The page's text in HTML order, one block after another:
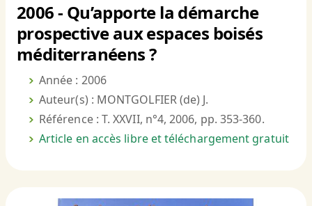
2006 - Qu’apporte la démarche
prospective aux espaces boisés
méditerranéens ?
Année : 2006
Auteur(s) : MONTGOLFIER (de) J.
Référence : T. XXVII, n°4, 2006, pp. 353-360.
Article en accès libre et téléchargement gratuit